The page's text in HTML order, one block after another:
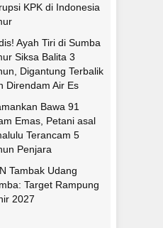
KPK di Indonesia
Ayah Tiri di Sumba
Siksa Balita 3
Digantung Terbalik
Direndam Air Es
Bawa 91
Emas, Petani asal
Terancam 5
Penjara
Tambak Udang
Target Rampung
2027